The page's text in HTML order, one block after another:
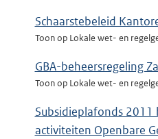
Schaarstebeleid
Toon op Lokale wet- en
GBA-beheersregeling
Toon op Lokale wet- en
Subsidieplafonds 2011
activiteiten Openbare